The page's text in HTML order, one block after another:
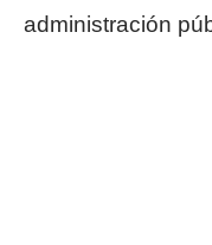
administración